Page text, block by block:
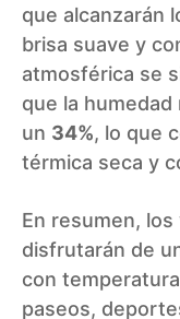
que alcanzarán
brisa suave y
atmosférica se
que la humedad
un 34%, lo que
térmica seca y
En resumen,
disfrutarán de
con
paseos,